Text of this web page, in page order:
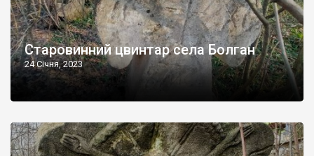
Старовинний цвинтар села Болган
24 Січня, 2023